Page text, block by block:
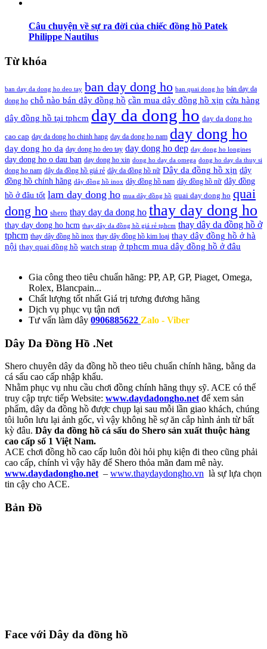
Câu chuyện về sự ra đời của chiếc đồng hồ Patek
Philippe Nautilus
Từ khóa
ban day da dong ho deo tay ban day dong ho ban quai dong ho bán day da
dong ho chỗ nào bán dây đồng hồ cần mua dây đồng hồ xịn cửa hàng
dây đồng hồ tại tphcm day da dong ho day da dong ho
cao cap day da dong ho chinh hang day da dong ho nam day dong ho
day dong ho da day dong ho deo tay day dong ho dep day dong ho longines
day dong ho o dau ban day dong ho xin dong ho day da omega dong ho day da thuy si
dong ho nam dây da đồng hồ giá rẻ dây da đồng hồ nữ Dây da đồng hồ xịn dây
đồng hồ chính hãng dây đồng hồ inox dây đồng hồ nam dây đồng hồ nữ dây đồng
hồ ở đâu tốt lam day dong ho mua dây đồng hồ quai day dong ho quai
dong ho shero thay day da dong ho thay day dong ho
thay day dong ho hcm thay dây da đồng hồ giá rẻ tphcm thay dây da đồng hồ ở
tphcm thay dây đồng hồ inox thay dây đồng hồ kim loại thay dây đồng hồ ở hà
nội thay quai đồng hồ watch strap ở tphcm mua dây đồng hồ ở đâu
Gia công theo tiêu chuẩn hãng: PP, AP, GP, Piaget, Omega,
Rolex, Blancpain...
Chất lượng tốt nhất Giá trị tương đương hãng
Dịch vụ phục vụ tận nơi
Tư vấn làm dây 0906885622 Zalo - Viber
Dây Da Đồng Hồ .Net
Shero chuyên dây da đồng hồ theo tiêu chuẩn chính hãng, bằng da
cá sấu cao cấp nhập khẩu.
Nhằm phục vụ nhu cầu chơi đồng chính hãng thụy sỹ. ACE có thể
truy cập trực tiếp Website: www.daydadongho.net để xem sản
phẩm, dây da đồng hồ được chụp lại sau mỗi lần giao khách, chúng
tôi luôn lưu lại ảnh gốc, vì vậy không hề sợ ăn cắp hình ảnh từ bất
kỳ đâu. Dây da đồng hồ cá sấu do Shero sản xuất thuộc hàng
cao cấp số 1 Việt Nam.
ACE chơi đồng hồ cao cấp luôn đòi hỏi phụ kiện đi theo cũng phải
cao cấp, chính vì vậy hãy để Shero thỏa mãn đam mê này.
www.daydadongho.net – www.thaydaydongho.vn là sự lựa chọn
tin cậy cho ACE.
Bản Đồ
Face với Dây da đồng hồ